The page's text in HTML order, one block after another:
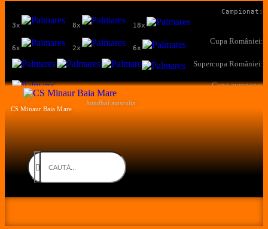
Campionat:
3x
8x 18x
Cupa României:
6x 2x 6x
Supercupa României:
Cupe europene:
CS Minaur Baia Mare
handbal masculin